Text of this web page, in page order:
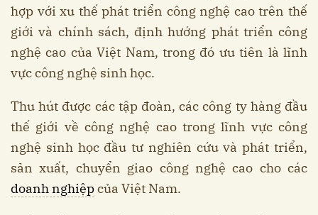
hợp với xu thế phát triển công nghệ cao trên thế
giới và chính sách, định hướng phát triển công
nghệ cao của Việt Nam, trong đó ưu tiên là lĩnh
vực công nghệ sinh học.
Thu hút được các tập đoàn, các công ty hàng đầu
thế giới về công nghệ cao trong lĩnh vực công
nghệ sinh học đầu tư nghiên cứu và phát triển,
sản xuất, chuyển giao công nghệ cao cho các
doanh nghiệpcủa Việt Nam.